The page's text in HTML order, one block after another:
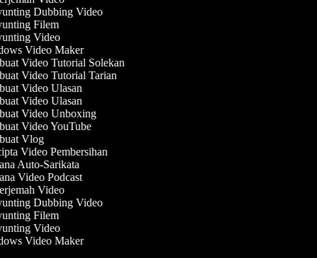
Dubbing Video
Filem
Video
Video Maker
Video Tutorial Solekan
Video Tutorial Tarian
Video Ulasan
Video Ulasan
Video Unboxing
Video YouTube
Vlog
Video Pembersihan
Auto-Sarikata
Video Podcast
Video
Dubbing Video
Filem
Video
Video Maker